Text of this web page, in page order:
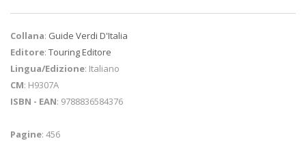
Collana: Guide Verdi D'Italia
Editore: Touring Editore
Lingua/Edizione: Italiano
CM: H9307A
ISBN - EAN: 9788836584376
Pagine: 456